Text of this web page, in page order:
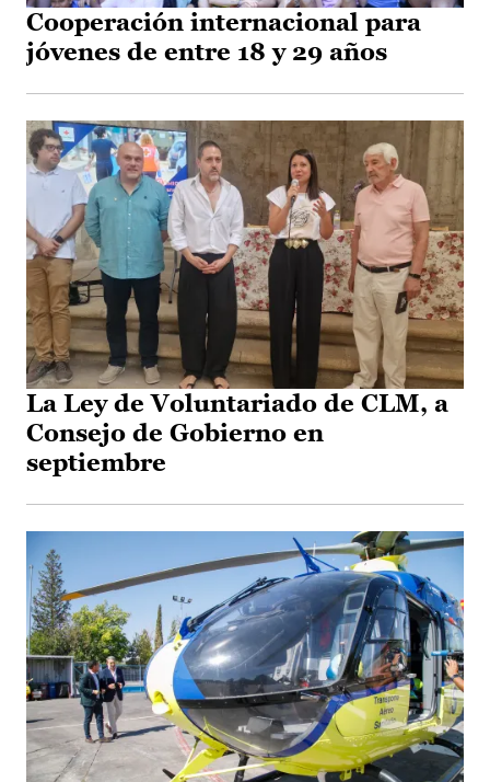
Cooperación internacional para
jóvenes de entre 18 y 29 años
La Ley de Voluntariado de CLM, a
Consejo de Gobierno en
septiembre